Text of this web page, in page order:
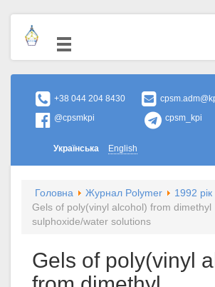
+38 044 204 8430
@cpsmkpi
cpsm_kpi
Українська English
Головна Журнал Polymer
1992 рік
Gels of poly(vinyl alcohol) from dimethyl
sulphoxide/water solutions
Gels of poly(vinyl